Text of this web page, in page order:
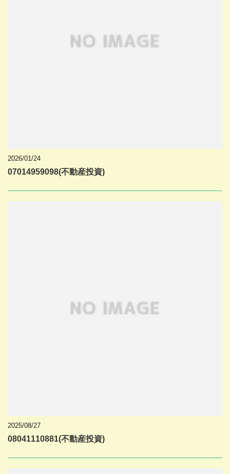
2026/01/24
07014959098(不動産投資)
2025/08/27
08041110881(不動産投資)